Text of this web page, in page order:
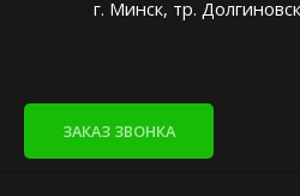
г. Минск, тр.
ЗАКАЗ ЗВОНКА